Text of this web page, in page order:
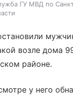
ГУ МВД по
возле дома
районе.
у него